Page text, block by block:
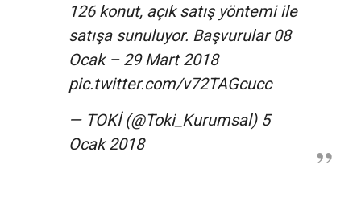
126 konut, açık satış yöntemi ile
satışa sunuluyor. Başvurular 08
Ocak – 29 Mart 2018
pic.twitter.com/v72TAGcucc
— TOKİ (@Toki_Kurumsal) 5
Ocak 2018